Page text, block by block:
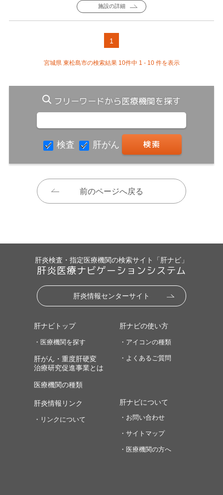
施設の詳細
1
宮城県 東松島市の検索結果 10件中 1 - 10 件を表示
フリーワードから医療機関を探す
検査 肝がん
前のページへ戻る
肝炎検査・指定医療機関の検索サイト「肝ナビ」
肝炎医療ナビゲーションシステム
肝炎情報センターサイト
肝ナビトップ
・医療機関を探す
肝がん・重度肝硬変
治療研究促進事業とは
医療機関の種類
肝ナビの使い方
・アイコンの種類
・よくあるご質問
肝炎情報リンク
・リンクについて
肝ナビについて
・お問い合わせ
・サイトマップ
・医療機関の方へ